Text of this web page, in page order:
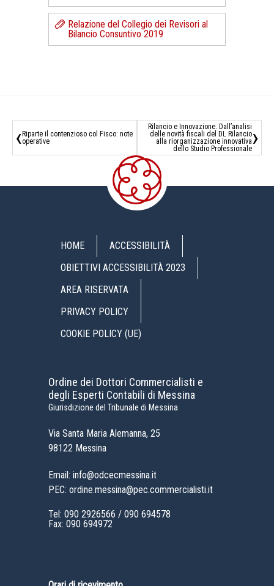
Relazione del Collegio dei Revisori al
Bilancio Consuntivo 2019
‹ Riparte il contenzioso col Fisco: note
operative
Rilancio e Innovazione. Dall’analisi
delle novità fiscali del DL Rilancio
alla riorganizzazione innovativa
dello Studio Professionale›
HOME
ACCESSIBILITÀ
OBIETTIVI ACCESSIBILITÀ 2023
AREA RISERVATA
PRIVACY POLICY
COOKIE POLICY (UE)
Ordine dei Dottori Commercialisti e
degli Esperti Contabili di Messina
Giurisdizione del Tribunale di Messina
Via Santa Maria Alemanna, 25
98122 Messina
Email: info@odcecmessina.it
PEC: ordine.messina@pec.commercialisti.it
Tel: 090 2926566 / 090 694578
Fax: 090 694972